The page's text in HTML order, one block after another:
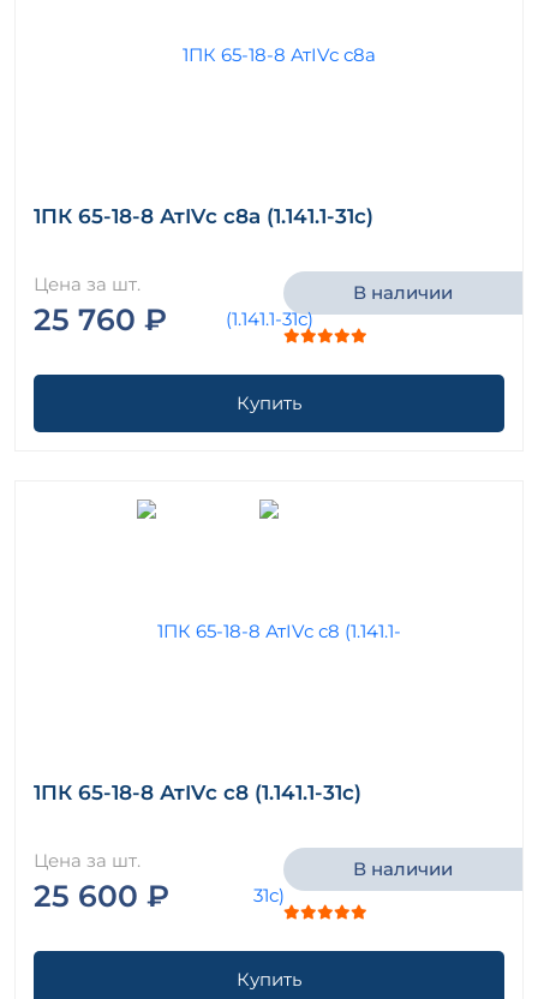
1ПК 65-18-8 АтIVс с8а (1.141.1-31с)
Цена за шт.
25 760 ₽
В наличии
Купить
1ПК 65-18-8 АтIVс с8 (1.141.1-31с)
Цена за шт.
25 600 ₽
В наличии
Купить